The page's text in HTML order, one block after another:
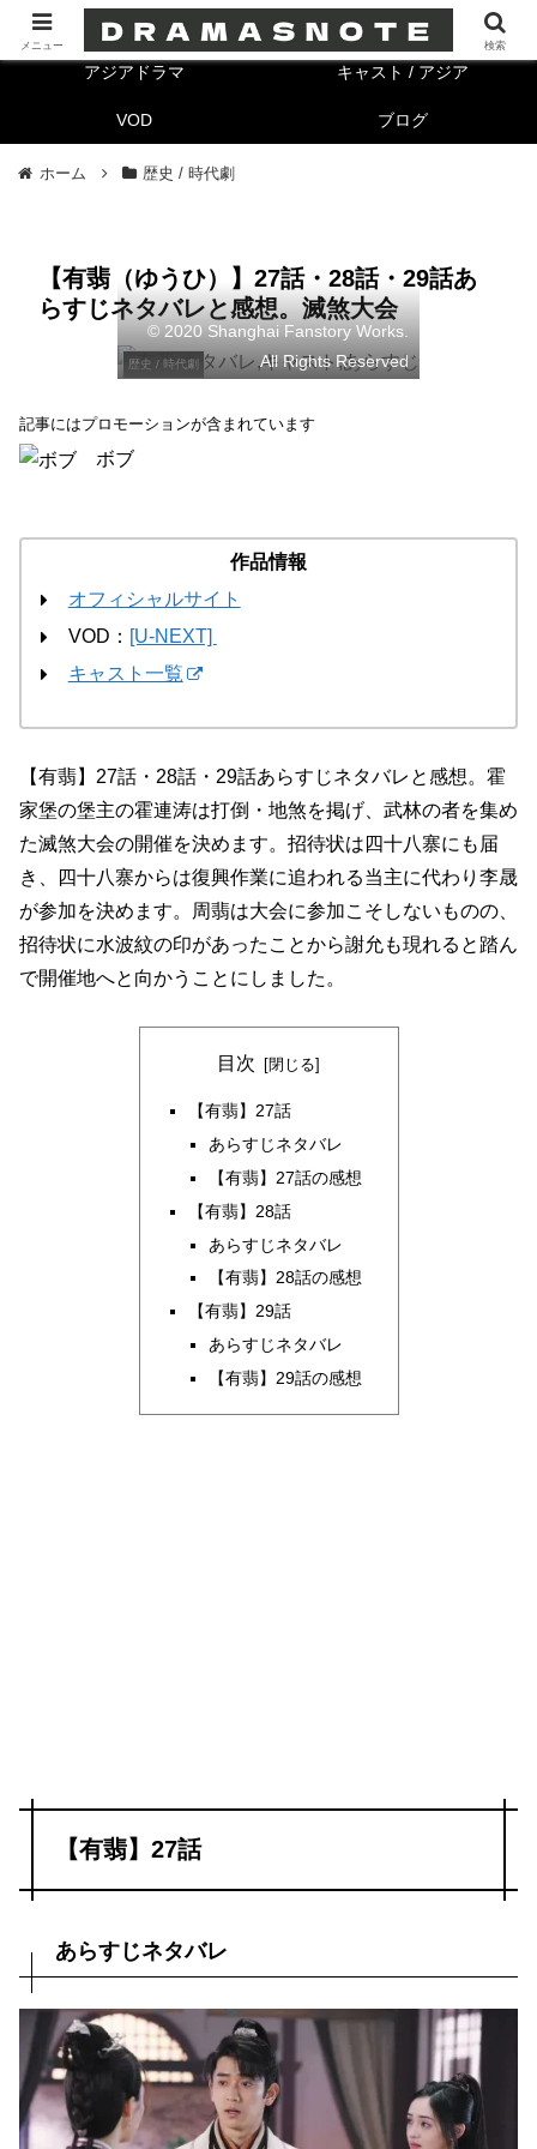
海外ドラマ キャスト/海外
アジアドラマ キャスト / アジア
VOD ブログ
ホーム 歴史 / 時代劇
【有翡（ゆうひ）】27話・28話・29話あ
らすじネタバレと感想。滅煞大会
歴史 / 時代劇
© 2020 Shanghai Fanstory Works.
All Rights Reserved
記事にはプロモーションが含まれています
ボブ
作品情報
オフィシャルサイト
VOD： [U-NEXT]
キャスト一覧
【有翡】27話・28話・29話あらすじネタバレと感想。霍
家堡の堡主の霍連涛は打倒・地煞を掲げ、武林の者を集め
た滅煞大会の開催を決めます。招待状は四十八寨にも届
き、四十八寨からは復興作業に追われる当主に代わり李晟
が参加を決めます。周翡は大会に参加こそしないものの、
招待状に水波紋の印があったことから謝允も現れると踏ん
で開催地へと向かうことにしました。
目次
【有翡】27話
あらすじネタバレ
【有翡】27話の感想
【有翡】28話
あらすじネタバレ
【有翡】28話の感想
【有翡】29話
あらすじネタバレ
【有翡】29話の感想
【有翡】27話
あらすじネタバレ
メニュー 検索